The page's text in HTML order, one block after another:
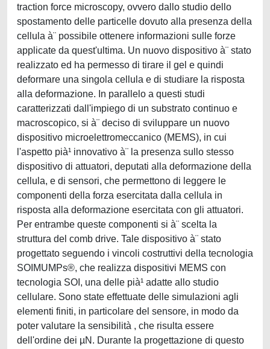
traction force microscopy, ovvero dallo studio dello
spostamento delle particelle dovuto alla presenza della
cellula à¨ possibile ottenere informazioni sulle forze
applicate da quest'ultima. Un nuovo dispositivo à¨ stato
realizzato ed ha permesso di tirare il gel e quindi
deformare una singola cellula e di studiare la risposta
alla deformazione. In parallelo a questi studi
caratterizzati dall'impiego di un substrato continuo e
macroscopico, si à¨ deciso di sviluppare un nuovo
dispositivo microelettromeccanico (MEMS), in cui
l'aspetto pià¹ innovativo à¨ la presenza sullo stesso
dispositivo di attuatori, deputati alla deformazione della
cellula, e di sensori, che permettono di leggere le
componenti della forza esercitata dalla cellula in
risposta alla deformazione esercitata con gli attuatori.
Per entrambe queste componenti si à¨ scelta la
struttura del comb drive. Tale dispositivo à¨ stato
progettato seguendo i vincoli costruttivi della tecnologia
SOIMUMPs®, che realizza dispositivi MEMS con
tecnologia SOI, una delle pià¹ adatte allo studio
cellulare. Sono state effettuate delle simulazioni agli
elementi finiti, in particolare del sensore, in modo da
poter valutare la sensibilità , che risulta essere
dell'ordine dei µN. Durante la progettazione di questo